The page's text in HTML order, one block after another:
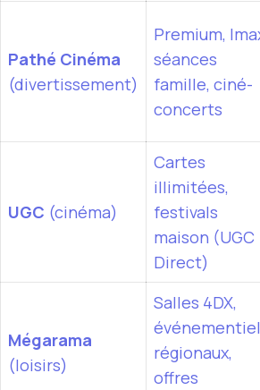
Pathé Cinéma
(divertissement)
Premium,
séances
famille, ciné-
concerts
UGC (cinéma)
Cartes
illimitées,
festivals
maison (UGC
Direct)
Mégarama
(loisirs)
Salles 4DX,
régionaux,
offres